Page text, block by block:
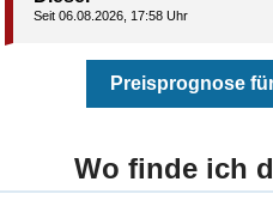
Seit 06.08.2026, 17:58 Uhr
Preisprognose
Wo finde ich